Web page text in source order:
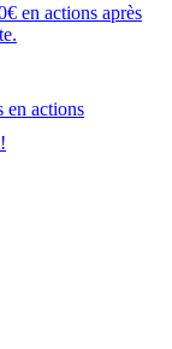
en actions après
en actions